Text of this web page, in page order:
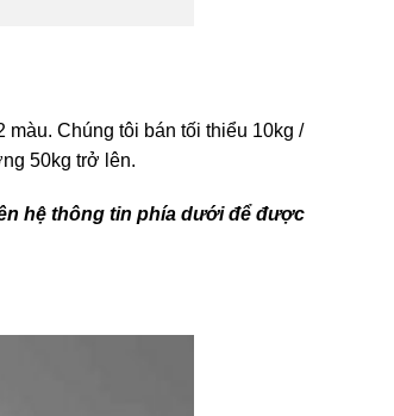
Chúng tôi bán tối thiểu 10kg /
50kg trở lên.
hệ thông tin phía dưới để được